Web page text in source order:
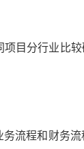
目分行业比
流程和财务